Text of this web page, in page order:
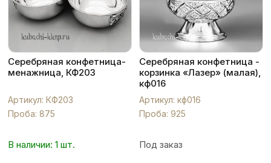
Серебряная конфетница-
менажница, КФ203
Артикул: КФ203
Проба: 875
В наличии: 1 шт.
Серебряная конфетница -
корзинка «Лазер» (малая),
кф016
Артикул: кф016
Проба: 925
Под заказ